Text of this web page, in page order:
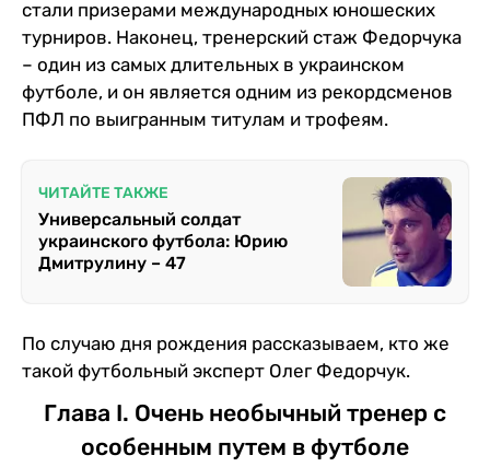
стали призерами международных юношеских
турниров. Наконец, тренерский стаж Федорчука
– один из самых длительных в украинском
футболе, и он является одним из рекордсменов
ПФЛ по выигранным титулам и трофеям.
ЧИТАЙТЕ ТАКЖЕ
Универсальный солдат
украинского футбола: Юрию
Дмитрулину – 47
По случаю дня рождения рассказываем, кто же
такой футбольный эксперт Олег Федорчук.
Глава I. Очень необычный тренер с
особенным путем в футболе